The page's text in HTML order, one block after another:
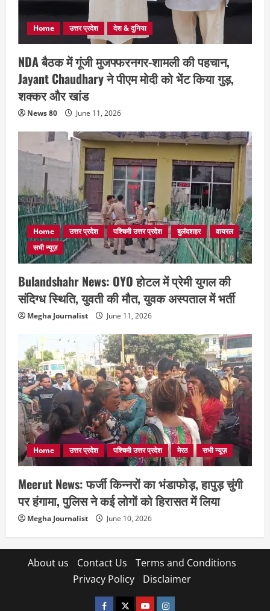
Home उत्तर प्रदेश देश & दुनिया
NDA बैठक में गूंजी मुजफ्फरनगर-शामली की पहचान,
Jayant Chaudhary ने पीएम मोदी को भेंट किया गुड़,
शक्कर और खांड
News 80 June 11, 2026
Home उत्तर प्रदेश पश्चिमी उत्तर प्रदेश बुलंदशहर
वायरल
सभी न्यूज़
Bulandshahr News: OYO होटल में प्रेमी युगल की
संदिग्ध स्थिति, युवती की मौत, युवक अस्पताल में भर्ती
Megha Journalist June 11, 2026
Home उत्तर प्रदेश पश्चिमी उत्तर प्रदेश मेरठ सभी न्यूज़
Meerut News: फर्जी किन्नरों का भंडाफोड़, हापुड़ चुंगी
पर हंगामा, पुलिस ने कई लोगों को हिरासत में लिया
Megha Journalist June 10, 2026
About us Contact Us
Terms and Conditions
Privacy Policy
Disclaimer
facebooktwitterYOUTUBE
instagram